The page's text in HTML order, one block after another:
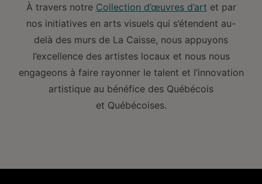
À travers notre Collection d’œuvres d’art et par
nos initiatives en arts visuels qui s’étendent au-
delà des murs de La Caisse, nous appuyons
l’excellence des artistes locaux et nous nous
engageons à faire rayonner le talent et l’innovation
artistique au bénéfice des Québécois
et Québécoises.